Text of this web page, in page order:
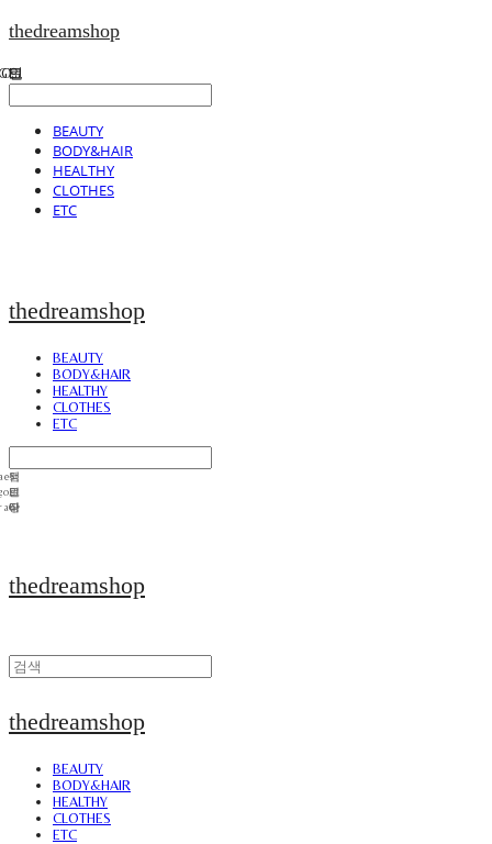
thedreamshop
BEAUTY
BODY&HAIR
HEALTHY
CLOTHES
ETC
thedreamshop
BEAUTY
BODY&HAIR
HEALTHY
CLOTHES
ETC
thedreamshop
thedreamshop
BEAUTY
BODY&HAIR
HEALTHY
CLOTHES
ETC